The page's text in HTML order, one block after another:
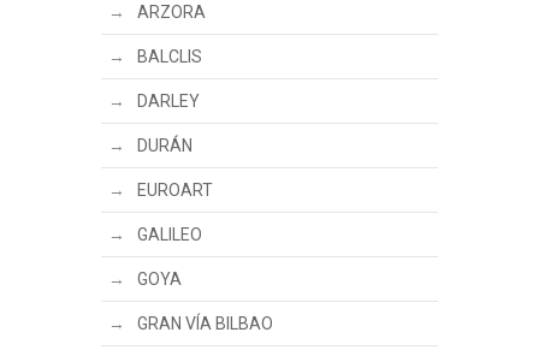
ARZORA
BALCLIS
DARLEY
DURÁN
EUROART
GALILEO
GOYA
GRAN VÍA BILBAO